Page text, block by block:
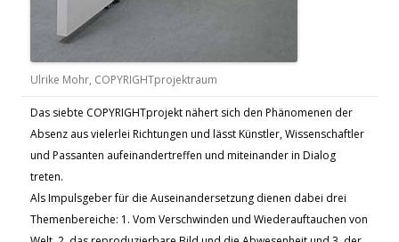
Ulrike Mohr, COPYRIGHTprojektraum
Das siebte COPYRIGHTprojekt nähert sich den Phänomenen der
Absenz aus vielerlei Richtungen und lässt Künstler, Wissenschaftler
und Passanten aufeinandertreffen und miteinander in Dialog
treten.
Als Impulsgeber für die Auseinandersetzung dienen dabei drei
Themenbereiche: 1. Vom Verschwinden und Wiederauftauchen von